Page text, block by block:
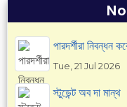
পারদর্শীরা নিবন্ধন
Tue, 21 Jul 2026
স্টুডেন্ট অব দা মান্থ